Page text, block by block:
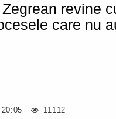
revine
care nu
11112